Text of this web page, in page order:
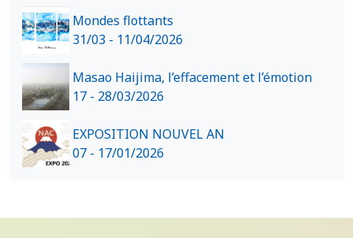
Mondes flottants
31/03 - 11/04/2026
Masao Haijima, l’effacement et l’émotion
17 - 28/03/2026
EXPOSITION NOUVEL AN
07 - 17/01/2026